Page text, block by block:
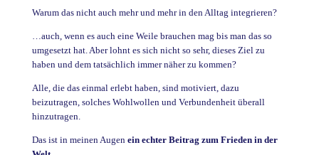
Warum das nicht auch mehr und mehr in den Alltag integrieren?
…auch, wenn es auch eine Weile brauchen mag bis man das so
umgesetzt hat. Aber lohnt es sich nicht so sehr, dieses Ziel zu
haben und dem tatsächlich immer näher zu kommen?
Alle, die das einmal erlebt haben, sind motiviert, dazu
beizutragen, solches Wohlwollen und Verbundenheit überall
hinzutragen.
Das ist in meinen Augen ein echter Beitrag zum Frieden in der